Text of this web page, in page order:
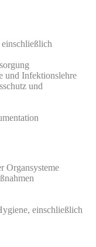
und Infektionslehre
und
Organsysteme
ein­schließ­lich